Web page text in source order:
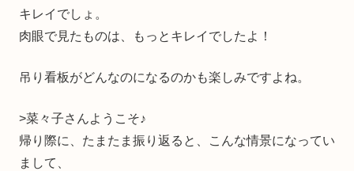
キレイでしょ。
肉眼で見たものは、もっとキレイでしたよ！
吊り看板がどんなのになるのかも楽しみですよね。
>菜々子さんようこそ♪
帰り際に、たまたま振り返ると、こんな情景になってい
まして、